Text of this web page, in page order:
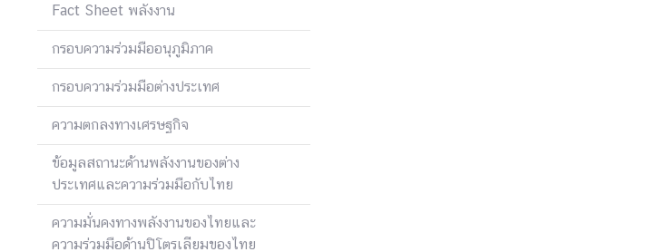
ะ
น
ๆ
ก
ส่
Fact Sheet พลังงาน
กรอบความร่วมมืออนุภูมิภาค
กรอบความร่วมมือต่างประเทศ
ความตกลงทางเศรษฐกิจ
ข้อมูลสถานะด้านพลังงานของต่าง
ประเทศและความร่วมมือกับไทย
ความมั่นคงทางพลังงานของไทยและ
ความร่วมมือด้านปิโตรเลียมของไทย